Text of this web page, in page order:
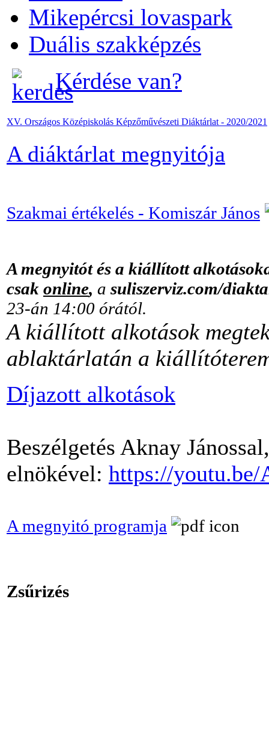
Mikepércsi lovaspark
Duális szakképzés
Kérdése van?
XV. Országos Középiskolás Képzőművészeti Diáktárlat - 2020/2021
A diáktárlat megnyitója
Szakmai értékelés - Komiszár János
A megnyitót és a kiállított
csak online, a suliszerviz.com/
23-án 14:00 órától.
A kiállított alkotások
ablaktárlatán a
Díjazott alkotások
Beszélgetés Aknay
elnökével: https://
A megnyitó programja
Zsűrizés